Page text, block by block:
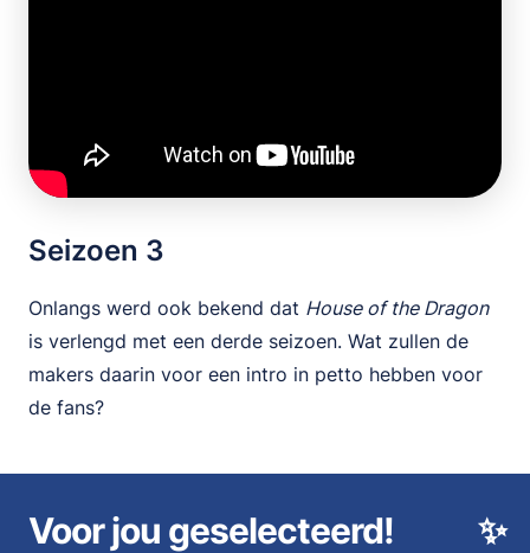
Seizoen 3
Onlangs werd ook bekend dat House of the Dragon
is verlengd met een derde seizoen. Wat zullen de
makers daarin voor een intro in petto hebben voor
de fans?
✨
Voor jou geselecteerd!